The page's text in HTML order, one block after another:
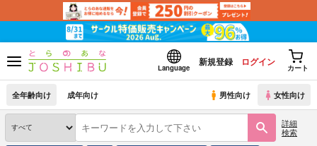
Language
新規登録 ログイン
カート
全年齢向け 成年向け 男性向け 女性向け
詳細
検索